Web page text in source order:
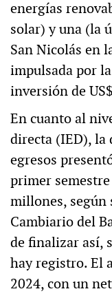
energías
solar) y una (la
San Nicolás en
impulsada por
inversión de
En cuanto al
directa (IED), la
egresos
primer
millones, según
Cambiario del
de finalizar así,
hay registro. El
2024, con un